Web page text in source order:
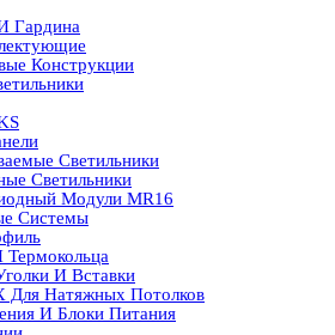
Гардина
Конструкции
Светильники
Светильники
Модули MR16
Системы
И Вставки
Натяжных Потолков
И Блоки Питания